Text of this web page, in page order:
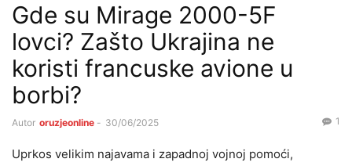
Gde su Mirage 2000-5F
lovci? Zašto Ukrajina ne
koristi francuske avione u
borbi?
Autor oruzjeonline - 30/06/2025 1
Uprkos velikim najavama i zapadnoj vojnoj pomoći,